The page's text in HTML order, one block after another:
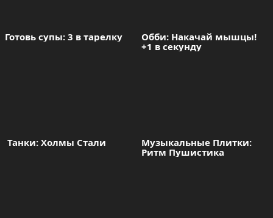
Готовь супы: 3 в тарелку
Обби: Накачай мышцы!
+1 в секунду
Танки: Холмы Стали
Музыкальные Плитки:
Ритм Пушистика